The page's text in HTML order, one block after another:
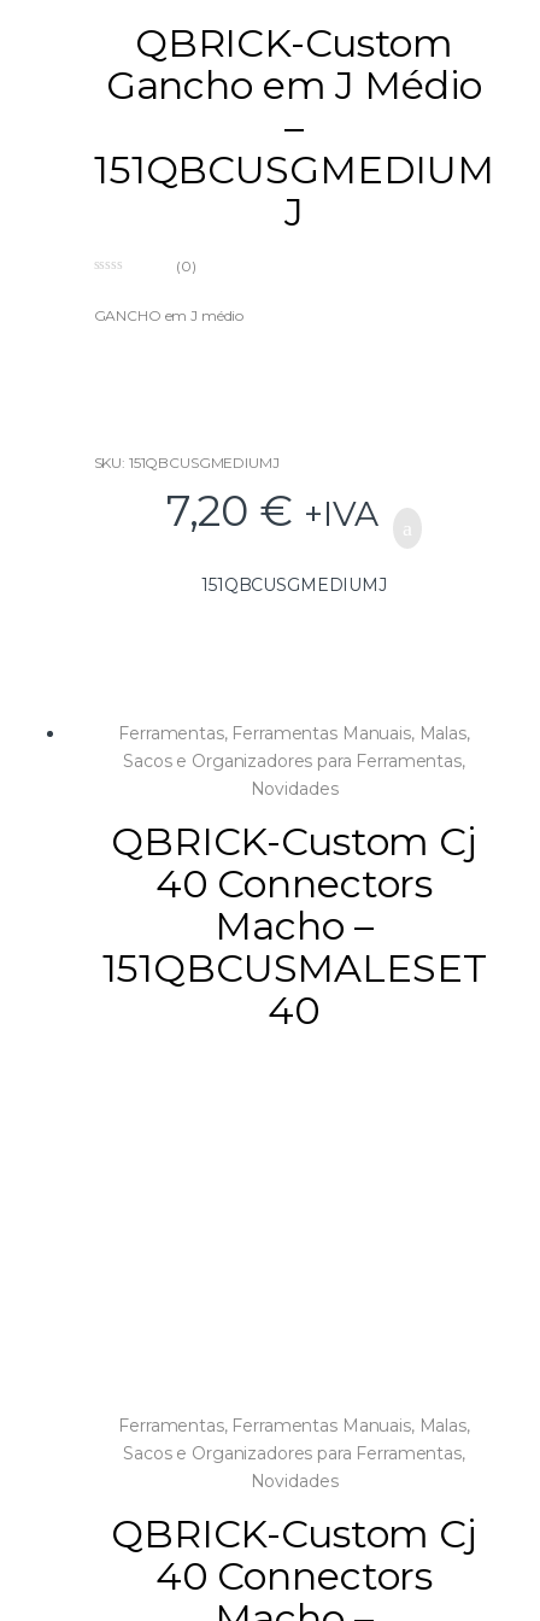
QBRICK-Custom
Gancho em J Médio
–
151QBCUSGMEDIUM
J
u
(0)
GANCHO em J médio
SKU: 151QBCUSGMEDIUMJ
7,20 € +IVA
151QBCUSGMEDIUMJ
Ferramentas, Ferramentas Manuais, Malas,
Sacos e Organizadores para Ferramentas,
Novidades
QBRICK-Custom Cj
40 Connectors
Macho –
151QBCUSMALESET
40
Ferramentas, Ferramentas Manuais, Malas,
Sacos e Organizadores para Ferramentas,
Novidades
QBRICK-Custom Cj
40 Connectors